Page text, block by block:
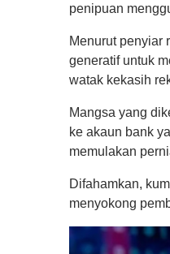
penipuan
Menurut penyiar
generatif untuk
watak kekasih
Mangsa yang
ke akaun bank
memulakan
Difahamkan,
menyokong